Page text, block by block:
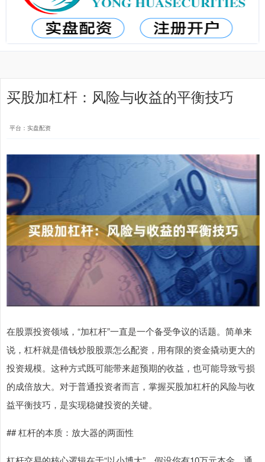
买股加杠杆：风险与收益的平衡技巧
平台：实盘配资
在股票投资领域，“加杠杆”一直是一个备受争议的话题。简单来
说，杠杆就是借钱炒股股票怎么配资，用有限的资金撬动更大的
投资规模。这种方式既可能带来超预期的收益，也可能导致亏损
的成倍放大。对于普通投资者而言，掌握买股加杠杆的风险与收
益平衡技巧，是实现稳健投资的关键。
## 杠杆的本质：放大器的两面性